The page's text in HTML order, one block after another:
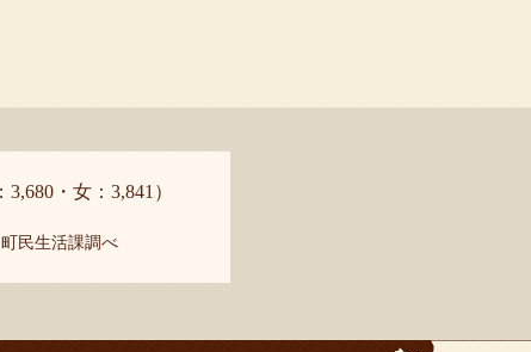
・女：3,841）
民生活課調べ